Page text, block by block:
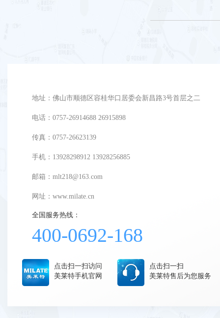
地址：佛山市顺德区容桂华口居委会新昌路3号首层之二
电话：0757-26914688 26915898
传真：0757-26623139
手机：13928298912 13928256885
邮箱：mlt218@163.com
网址： www.milate.cn
全国服务热线：
400-0692-168
点击扫一扫访问
美莱特手机官网
点击扫一扫
美莱特售后为您服务